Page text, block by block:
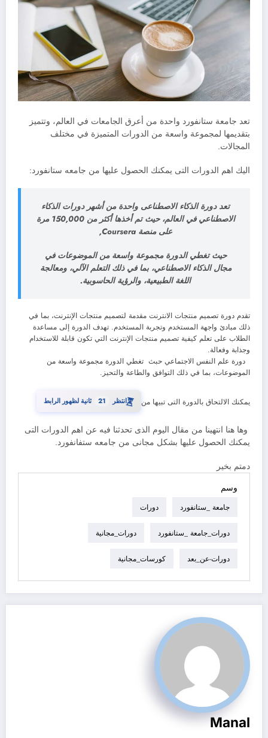
تعد جامعة ستانفورد واحدة من أعرق الجامعات في العالم، وتتميز
بتقديمها لمجموعة واسعة من الدورات المتميزة في مختلف
المجالات.
اليك اهم الدورات التى يمكنك الحصول عليها من جامعه ستانفورد:
تعد دورة الذكاء الاصطناعى واحدة من أشهر دورات الذكاء
الاصطناعي في العالم، حيث تم أخذها أكثر من 150,000 مرة
على منصة Coursera,
حيث تغطي الدورة مجموعة واسعة من الموضوعات في
مجال الذكاء الاصطناعي، بما في ذلك التعلم الآلي، ومعالجة
اللغة الطبيعية، والرؤية الحاسوبية.
تقدم دورة تصميم منتجات الانترنت مقدمة لتصميم منتجات الإنترنت، بما في
ذلك مبادئ واجهة المستخدم وتجربة المستخدم. تهدف الدورة إلى مساعدة
الطلاب على تعلم كيفية تصميم منتجات الإنترنت التي تكون قابلة للاستخدام
وجذابة وفعالة.
دورة علم النفس الاجتماعي حبث تغطي الدورة مجموعة واسعة من
الموضوعات، بما في ذلك التوافق والطاعة والتحيز.
يمكنك الالتحاق بالدورة التى تبيها من ⏳انتظر 20 ثانية لظهور الرابط
وها هنا انتهينا من مقال اليوم الذى تحدثنا فيه عن اهم الدورات التى
يمكنك الحصول عليها بشكل مجانى من جامعه ستفانفورد.
دمتم بخير
وسم
جامعة _ستانفورد دورات
دورات_جامعة _ستانفورد دورات_مجانية
دورات-عن_بعد كورسات_مجانية
Manal